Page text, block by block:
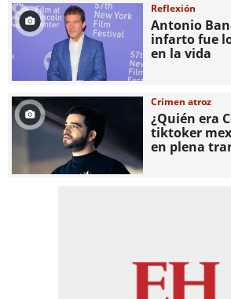
Reflexión
Antonio
infarto fue
en la vida
Crimen atroz
¿Quién era
tiktoker
en plena